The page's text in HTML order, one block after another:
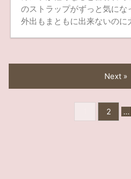
のストラップがずっと気にな
外出もまともに出来ないのに
2 …
Next »